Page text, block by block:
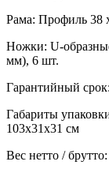
Рама: Профиль 38
Ножки: U-
мм), 6 шт.
Гарантийный
Габариты
103х31х31 см
Вес нетто /